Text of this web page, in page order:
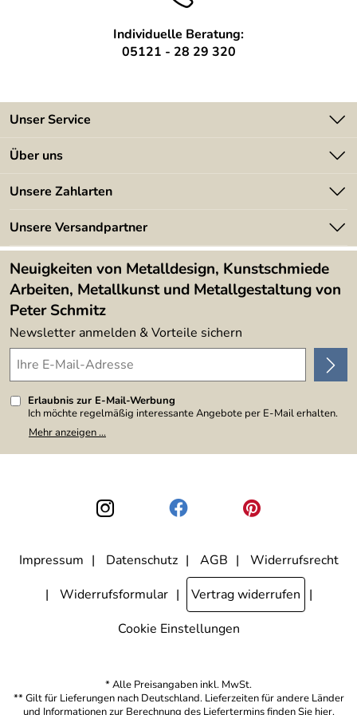
Individuelle Beratung:
05121 - 28 29 320
Unser Service
Kontakt
Kundeninformationen
Newsletter
Lieferbedingungen
Über uns
Angebote
Kundenbewertungen (394)
4,9/5
Unsere Zahlarten
Unsere Versandpartner
Neuigkeiten von Metalldesign, Kunstschmiede
Arbeiten, Metallkunst und Metallgestaltung von
Peter Schmitz
Newsletter anmelden & Vorteile sichern
Erlaubnis zur E-Mail-Werbung
Ich möchte regelmäßig interessante Angebote per E-Mail erhalten.
Meine E-Mail-Adresse wird nicht an andere Unternehmen
weitergegeben. Zu statistischen Zwecken wird in anonymer Form
den Link "Abmelden" am Ende des Newsletters anklicke. Die
Datenschutzerklärung
habe ich zur Kenntnis genommen.
Mehr anzeigen ...
Impressum Datenschutz AGB
Widerrufsrecht
Widerrufsformular
Vertrag widerrufen
Cookie Einstellungen
* Alle Preisangaben inkl. MwSt.
** Gilt für Lieferungen nach Deutschland. Lieferzeiten für andere Länder
und Informationen zur Berechnung des Liefertermins finden Sie hier.